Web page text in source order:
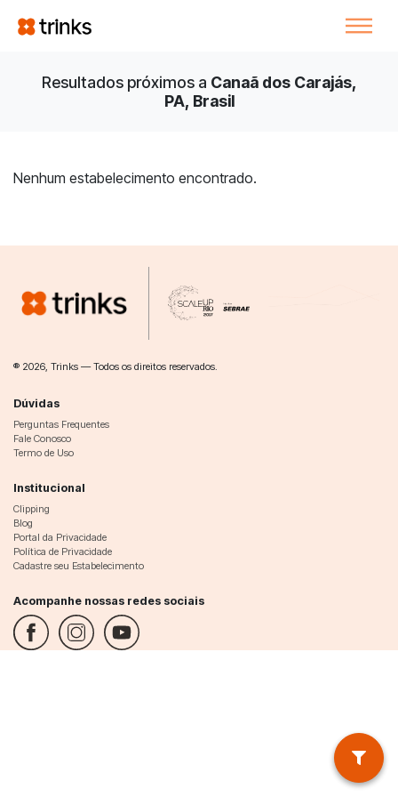
Resultados próximos a Canaã dos Carajás,
PA, Brasil
Nenhum estabelecimento encontrado.
® 2026, Trinks — Todos os direitos reservados.
Dúvidas
Perguntas Frequentes
Fale Conosco
Termo de Uso
Institucional
Clipping
Blog
Portal da Privacidade
Política de Privacidade
Cadastre seu Estabelecimento
Acompanhe nossas redes sociais